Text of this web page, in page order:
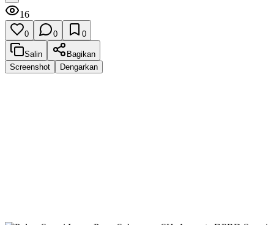
16
0 0 0
Salin
Bagikan
Screenshot
Dengarkan